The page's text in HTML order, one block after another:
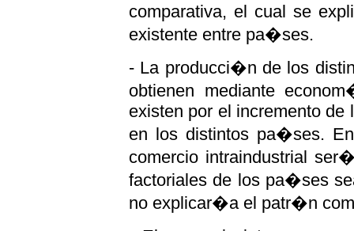
comparativa, el cual se
existente entre pa�ses.
- La producci�n de los
obtienen mediante
existen por el incremento de
en los distintos pa�ses.
comercio intraindustrial
factoriales de los pa�ses
no explicar�a el patr�n